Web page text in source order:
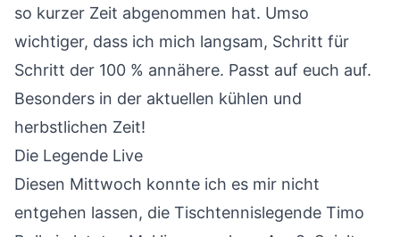
so kurzer Zeit abgenommen hat. Umso
wichtiger, dass ich mich langsam, Schritt für
Schritt der 100 % annähere. Passt auf euch auf.
Besonders in der aktuellen kühlen und
herbstlichen Zeit!
Die Legende Live
Diesen Mittwoch konnte ich es mir nicht
entgehen lassen, die Tischtennislegende Timo